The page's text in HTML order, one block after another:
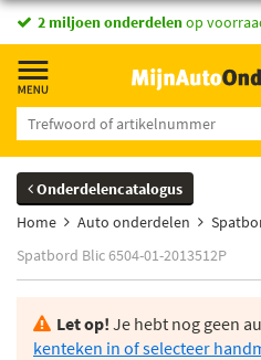
2 miljoen onderdelenop
Onderdelencatalogus
Home
Auto onderdelen
Spatbord Blic 6504-01-2013512P
Let op! Je hebt nog geen
kenteken in of selecteer